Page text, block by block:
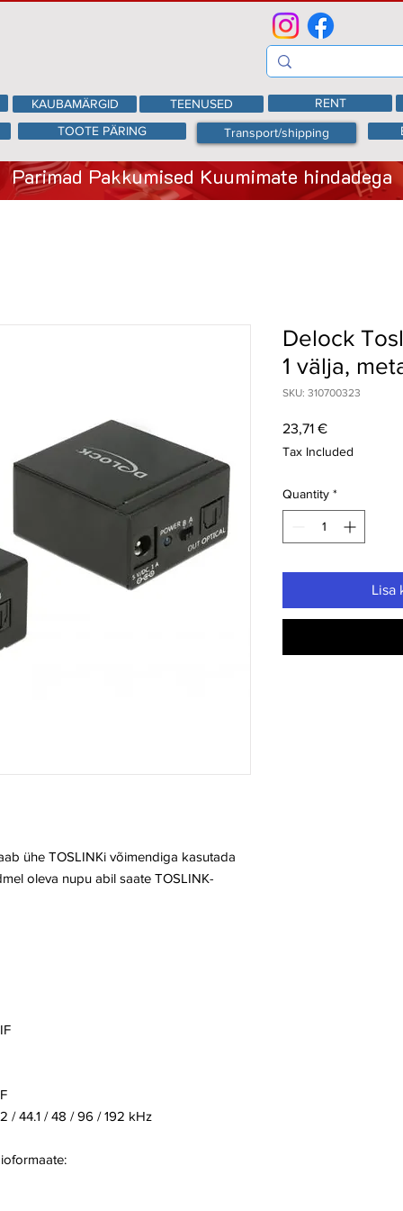
KAUBAMÄRGID TEENUSED RENT
TOOTE PÄRING
Transport/shipping
Parimad Pakkumised Kuumimate hindadega
ühe TOSLINKi võimendiga kasutada
oleva nupu abil saate TOSLINK-
/ 44.1 / 48 / 96 / 192 kHz
Delock
1 välja,
SKU: 310700323
23,71 €Price
Tax Included
Quantity *
Lisa